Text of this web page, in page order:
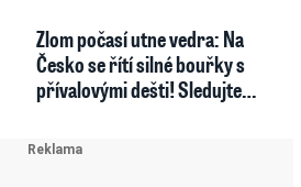
Zlom počasí utne vedra: Na
Česko se řítí silné bouřky s
přívalovými dešti! Sledujte…